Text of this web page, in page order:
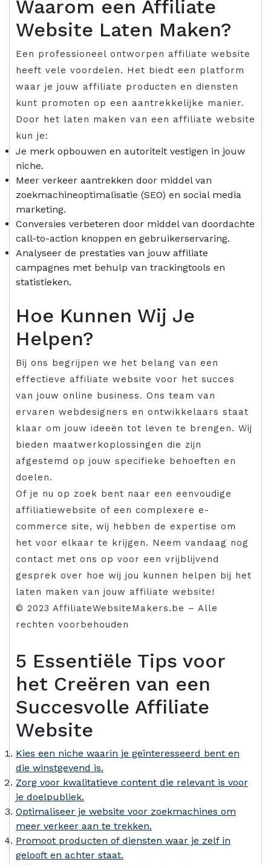
Waarom een Affiliate
Website Laten Maken?
Een professioneel ontworpen affiliate website
heeft vele voordelen. Het biedt een platform
waar je jouw affiliate producten en diensten
kunt promoten op een aantrekkelijke manier.
Door het laten maken van een affiliate website
kun je:
Je merk opbouwen en autoriteit vestigen in jouw
niche.
Meer verkeer aantrekken door middel van
zoekmachineoptimalisatie (SEO) en social media
marketing.
Conversies verbeteren door middel van doordachte
call-to-action knoppen en gebruikerservaring.
Analyseer de prestaties van jouw affiliate
campagnes met behulp van trackingtools en
statistieken.
Hoe Kunnen Wij Je
Helpen?
Bij ons begrijpen we het belang van een
effectieve affiliate website voor het succes
van jouw online business. Ons team van
ervaren webdesigners en ontwikkelaars staat
klaar om jouw ideeën tot leven te brengen. Wij
bieden maatwerkoplossingen die zijn
afgestemd op jouw specifieke behoeften en
doelen.
Of je nu op zoek bent naar een eenvoudige
affiliatiewebsite of een complexere e-
commerce site, wij hebben de expertise om
het voor elkaar te krijgen. Neem vandaag nog
contact met ons op voor een vrijblijvend
gesprek over hoe wij jou kunnen helpen bij het
laten maken van jouw affiliate website!
© 2023 AffiliateWebsiteMakers.be – Alle
rechten voorbehouden
5 Essentiële Tips voor
het Creëren van een
Succesvolle Affiliate
Website
Kies een niche waarin je geïnteresseerd bent en
die winstgevend is.
Zorg voor kwalitatieve content die relevant is voor
je doelpubliek.
Optimaliseer je website voor zoekmachines om
meer verkeer aan te trekken.
Promoot producten of diensten waar je zelf in
gelooft en achter staat.